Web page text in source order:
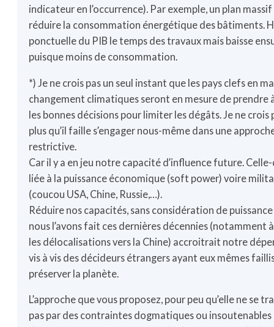
indicateur en l’occurrence). Par exemple, un plan
réduire la consommation énergétique des bâtiments.
ponctuelle du PIB le temps des travaux mais baisse
puisque moins de consommation.
*) Je ne crois pas un seul instant que les pays clefs en
changement climatiques seront en mesure de prendre
les bonnes décisions pour limiter les dégâts. Je ne crois
plus qu’il faille s’engager nous-même dans une
restrictive.
Car il y a en jeu notre capacité d’influence future.
liée à la puissance économique (soft power) voire
(coucou USA, Chine, Russie,…).
Réduire nos capacités, sans considération de
nous l’avons fait ces dernières décennies (notamment
les délocalisations vers la Chine) accroitrait notre
vis à vis des décideurs étrangers ayant eux mêmes
préserver la planète.
L’approche que vous proposez, pour peu qu’elle ne se
pas par des contraintes dogmatiques ou insoutenables